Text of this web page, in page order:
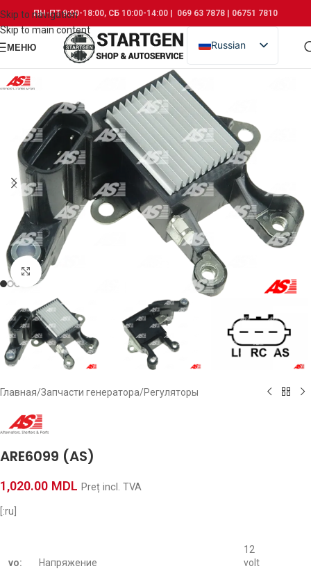
Skip to navigation
Skip to main content
ПН-ПТ 9:00-18:00, СБ 10:00-14:00 | 069 63 7878 | 06751 7810
МЕНЮ
Russian
Romanian
Click to enlarge
Главная/Запчасти генератора/Регуляторы
ARE6099 (AS)
1,020.00 MDL Preț incl. TVA
[:ru]
vo: Напряжение
12
volt